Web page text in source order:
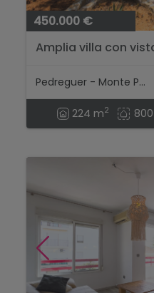
450.000 €
Amplia villa con
Pedreguer - Monte Pedreguer
224 m2